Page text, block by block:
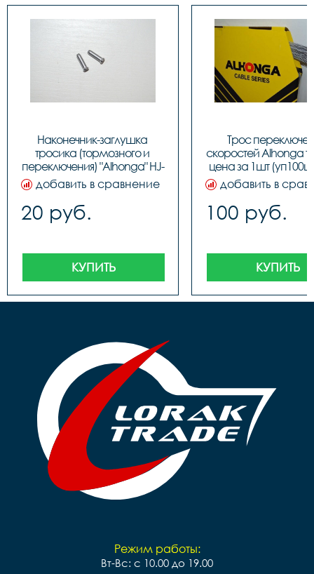
Наконечник-заглушка
тросика (тормозного и
переключения) "Alhonga" HJ-
D1001, код 3122641
добавить в сравнение
20 руб.
КУПИТЬ
Трос
скоростей Alhonga
цена за 1шт
40708
добавить в
100 руб.
КУПИТЬ
Режим работы:
Вт-Вс: с 10.00 до 19.00